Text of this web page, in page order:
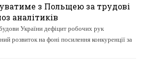
з Польщею за трудові
аналітиків
України дефіцит робочих рук
розвиток на фоні посилення конкуренції за